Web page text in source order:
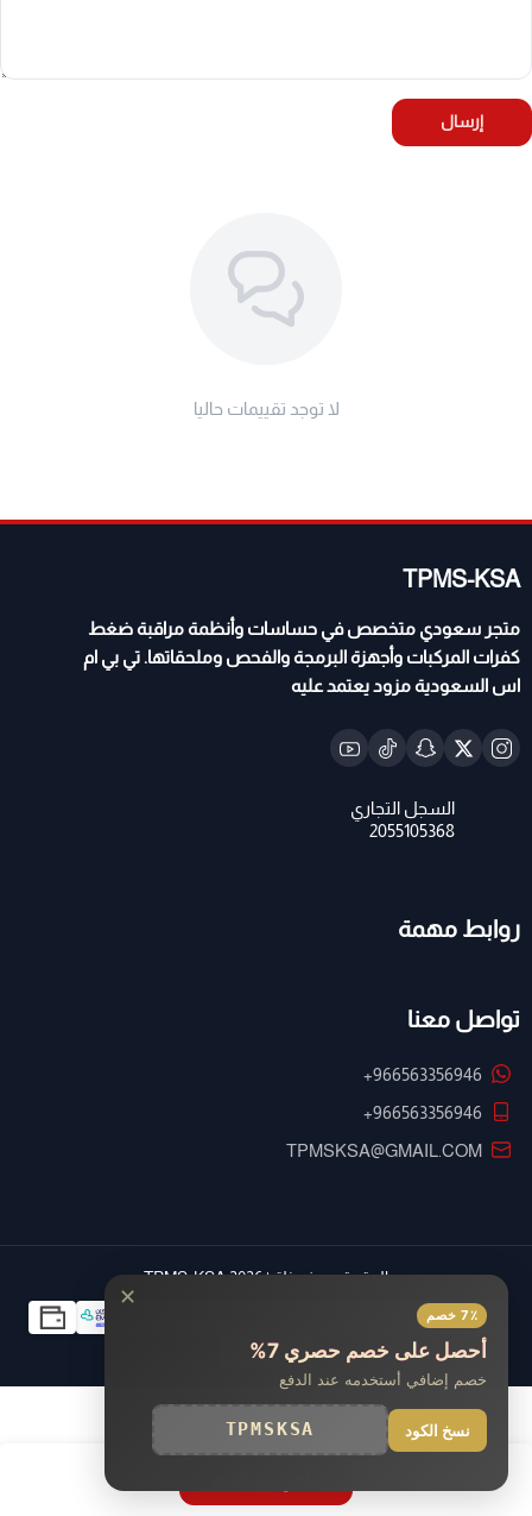
إرسال
لا توجد تقييمات حاليا
TPMS-KSA
متجر سعودي متخصص في حساسات وأنظمة مراقبة ضغط
كفرات المركبات وأجهزة البرمجة والفحص وملحقاتها. تي بي ام
اس السعودية مزود يعتمد عليه
روابط مهمة
تواصل معنا
+966563356946
+966563356946
TPMSKSA@GMAIL.COM
الحقوق محفوظة | 2026 TPMS-KSA
✕
7٪ خصم
أحصل على خصم حصري 7%
خصم إضافي أستخدمه عند الدفع
TPMSKSA نسخ الكود